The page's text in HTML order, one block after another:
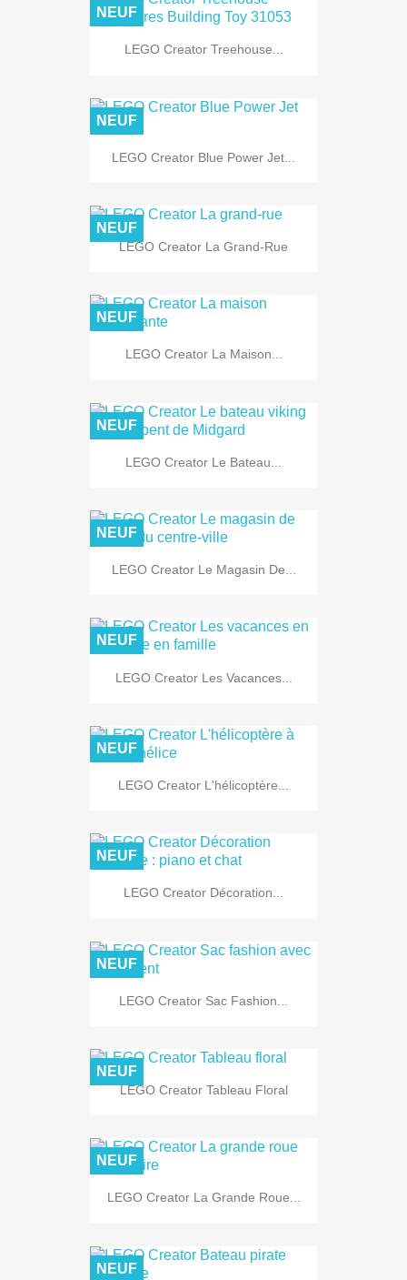
LEGO Creator Treehouse...
NEUF
LEGO Creator Blue Power Jet...
NEUF
LEGO Creator La Grand-Rue
NEUF
LEGO Creator La Maison...
NEUF
LEGO Creator Le Bateau...
NEUF
LEGO Creator Le Magasin De...
NEUF
LEGO Creator Les Vacances...
NEUF
LEGO Creator L'hélicoptère...
NEUF
LEGO Creator Décoration...
NEUF
LEGO Creator Sac Fashion...
NEUF
LEGO Creator Tableau Floral
NEUF
LEGO Creator La Grande Roue...
NEUF
NEUF